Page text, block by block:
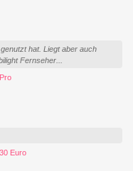
hat. Liegt aber auch
Fernseher...
Euro